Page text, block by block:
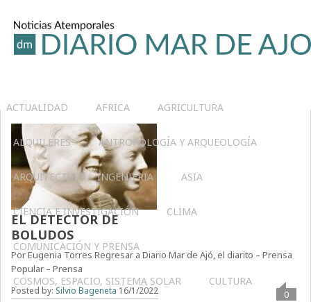
ACTUALIDAD AFRICA AGRICULTURA
ALQUILERES ANTROPOLOGÍA Y ARQUEOLOGÍA
ARQUITECTURA – INGENIERIA ASIA
CIENCIA E INVESTIGACIÓN CLIMA
COMUNICACIÓN Y PRENSA
COSMOS, ESPACIO, SISTEMA SOLAR CULTURA
EL DETECTOR DE
BOLUDOS
Por Eugenia Torres Regresar a Diario Mar de Ajó, el diarito – Prensa
Popular – Prensa
Posted by: Silvio Bageneta 16/1/2022 0